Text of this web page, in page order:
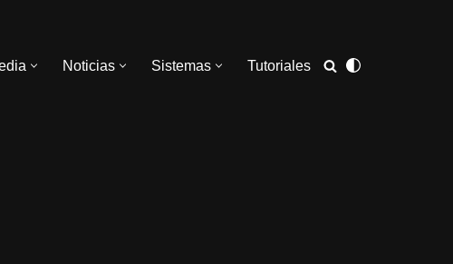
Noticias Sistemas Tutoriales